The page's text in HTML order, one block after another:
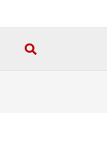
Rechercher